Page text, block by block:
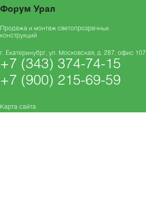
Форум Урал
Продажа и монтаж светопрозрачных
конструкций
г. Екатеринубрг, ул. Московская, д. 287, офис 107
+7 (343) 374-74-15
+7 (900) 215-69-59
Карта сайта